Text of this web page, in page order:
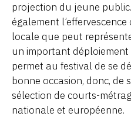
projection du jeune
également
locale que peut
un important déploiement
permet au festival de se
bonne occasion, donc, de
sélection de courts-
nationale et européenne.